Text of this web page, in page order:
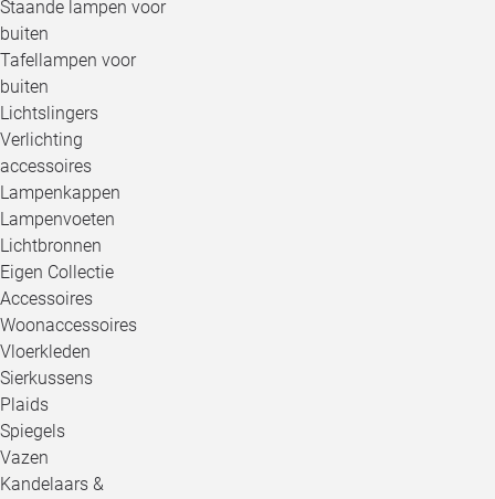
Staande lampen voor
buiten
Tafellampen voor
buiten
Lichtslingers
Verlichting
accessoires
Lampenkappen
Lampenvoeten
Lichtbronnen
Eigen Collectie
Accessoires
Woonaccessoires
Vloerkleden
Sierkussens
Plaids
Spiegels
Vazen
Kandelaars &